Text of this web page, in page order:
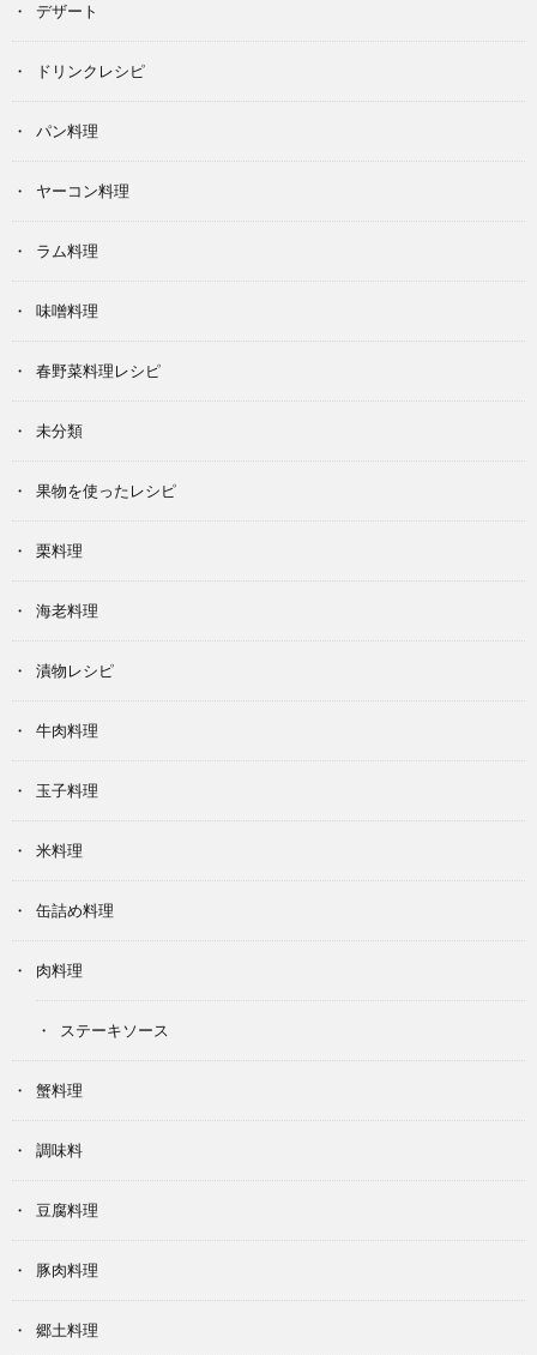
デザート
ドリンクレシピ
パン料理
ヤーコン料理
ラム料理
味噌料理
春野菜料理レシピ
未分類
果物を使ったレシピ
栗料理
海老料理
漬物レシピ
牛肉料理
玉子料理
米料理
缶詰め料理
肉料理
ステーキソース
蟹料理
調味料
豆腐料理
豚肉料理
郷土料理